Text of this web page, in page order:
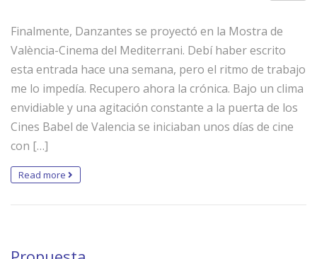
Finalmente, Danzantes se proyectó en la Mostra de
València-Cinema del Mediterrani. Debí haber escrito
esta entrada hace una semana, pero el ritmo de trabajo
me lo impedía. Recupero ahora la crónica. Bajo un clima
envidiable y una agitación constante a la puerta de los
Cines Babel de Valencia se iniciaban unos días de cine
con […]
Read more